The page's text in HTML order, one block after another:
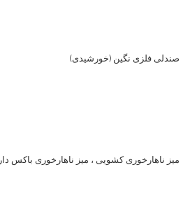
صندلی فلزی نگین (خورشیدی)
میز ناهارخوری کشویی ، میز ناهارخوری باکس دار